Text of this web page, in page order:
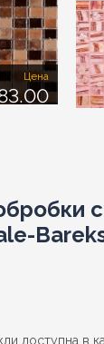
Цена
доступна в